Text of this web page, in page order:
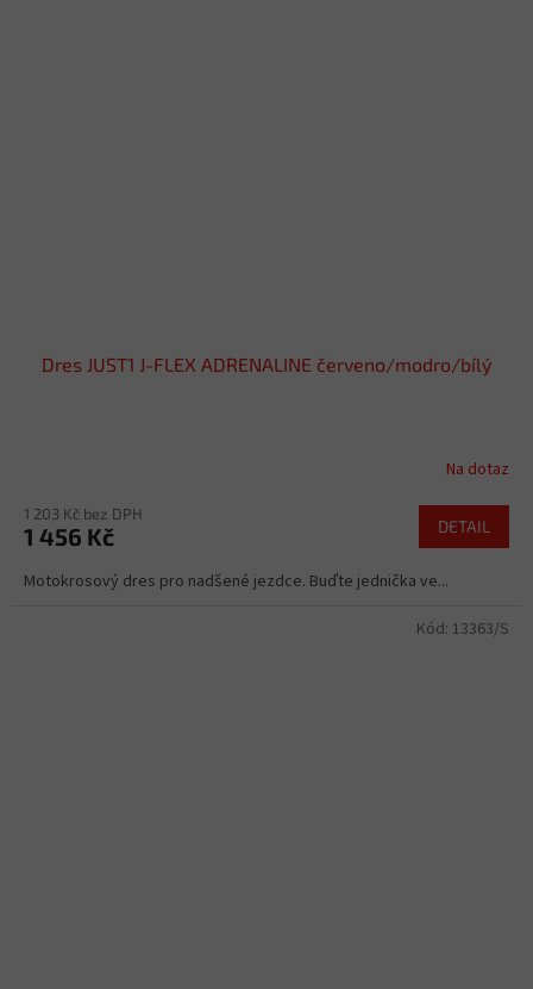
Dres JUST1 J-FLEX ADRENALINE červeno/modro/bílý
Na dotaz
1 203 Kč bez DPH
1 456 Kč DETAIL
Motokrosový dres pro nadšené jezdce. Buďte jednička ve...
Kód: 13363/S